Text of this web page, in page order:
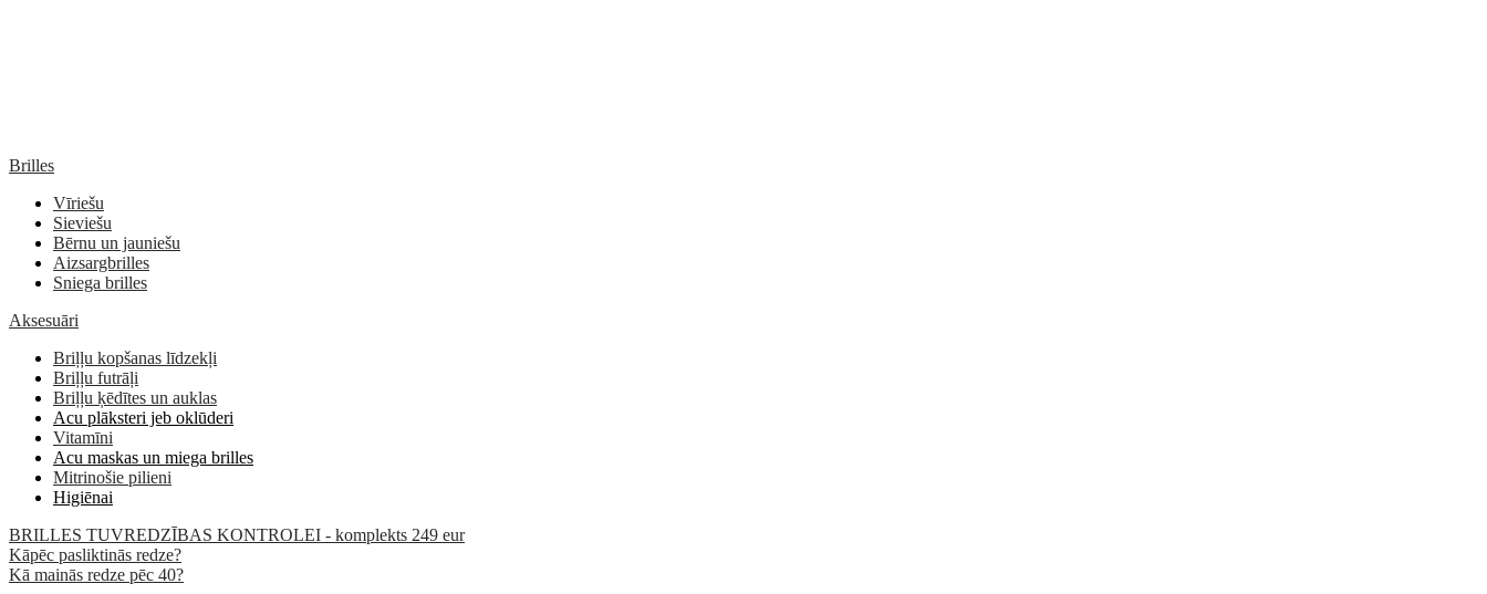
Brilles
Vīriešu
Sieviešu
Bērnu un jauniešu
Aizsargbrilles
Sniega brilles
Aksesuāri
Briļļu kopšanas līdzekļi
Briļļu futrāļi
Briļļu ķēdītes un auklas
Acu plāksteri jeb oklūderi
Vitamīni
Acu maskas un miega brilles
Mitrinošie pilieni
Higiēnai
BRILLES TUVREDZĪBAS KONTROLEI - komplekts 249 eur
Kāpēc pasliktinās redze?
Kā mainās redze pēc 40?